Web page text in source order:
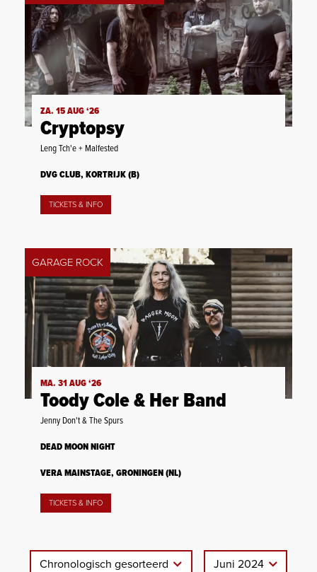
ZA. 15 AUG ‘26
Cryptopsy
Leng Tch'e + Malfested
DVG CLUB, KORTRIJK (B)
TICKETS & INFO
GARAGE ROCK
MA. 31 AUG ‘26
Toody Cole & Her Band
Jenny Don't & The Spurs
DEAD MOON NIGHT
VERA MAINSTAGE, GRONINGEN (NL)
TICKETS & INFO
Chronologisch gesorteerd Juni 2024